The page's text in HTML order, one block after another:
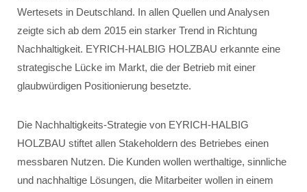
Wertesets in Deutschland. In allen Quellen und Analysen
zeigte sich ab dem 2015 ein starker Trend in Richtung
Nachhaltigkeit. EYRICH-HALBIG HOLZBAU erkannte eine
strategische Lücke im Markt, die der Betrieb mit einer
glaubwürdigen Positionierung besetzte.
Die Nachhaltigkeits-Strategie von EYRICH-HALBIG
HOLZBAU stiftet allen Stakeholdern des Betriebes einen
messbaren Nutzen. Die Kunden wollen werthaltige, sinnliche
und nachhaltige Lösungen, die Mitarbeiter wollen in einem